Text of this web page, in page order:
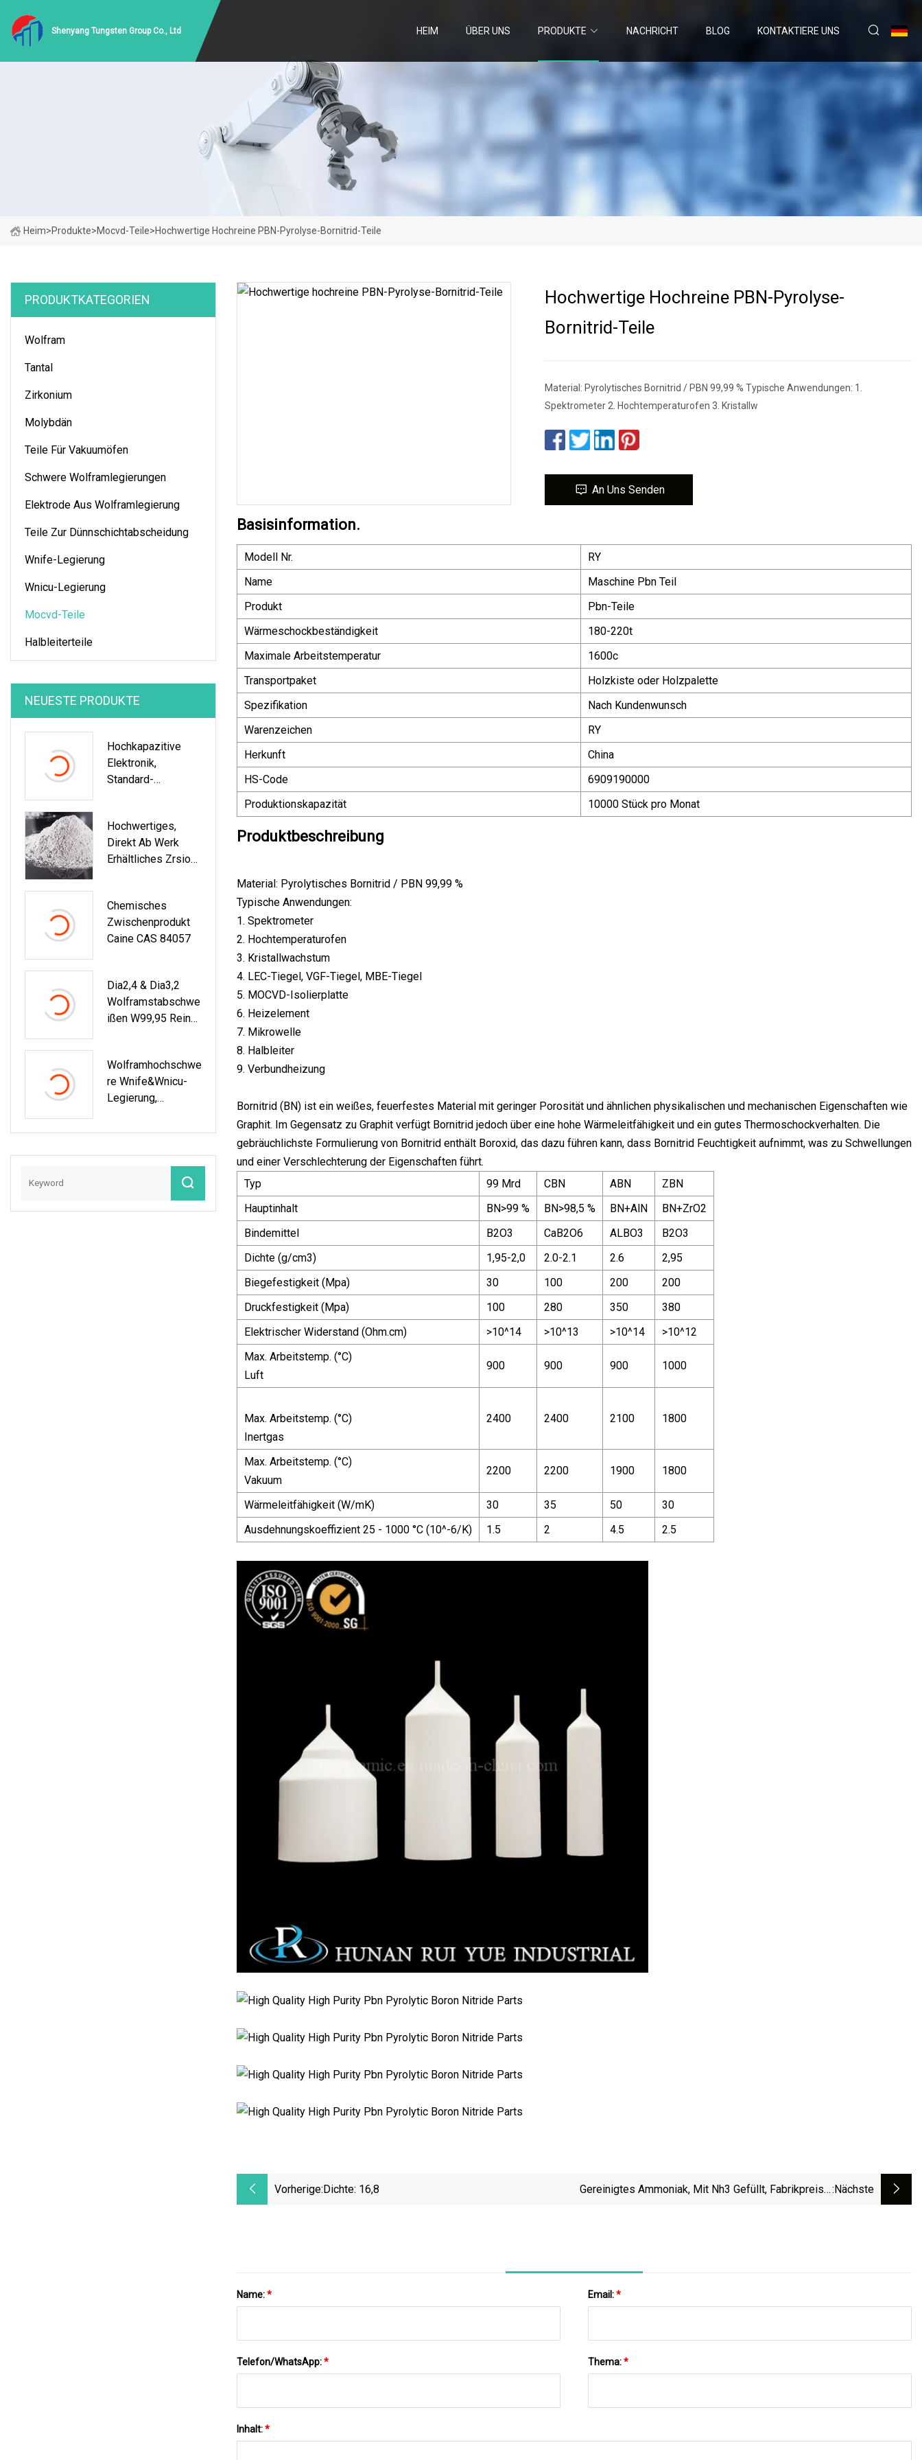
Shenyang Tungsten Group Co., Ltd HEIM ÜBER UNS PRODUKTE NACHRICHT BLOG KONTAKTIERE UNS
Heim>Produkte>Mocvd-Teile>Hochwertige Hochreine PBN-Pyrolyse-Bornitrid-Teile
PRODUKTKATEGORIEN
Wolfram
Tantal
Zirkonium
Molybdän
Teile Für Vakuumöfen
Schwere Wolframlegierungen
Elektrode Aus Wolframlegierung
Teile Zur Dünnschichtabscheidung
Wnife-Legierung
Wnicu-Legierung
Mocvd-Teile
Halbleiterteile
NEUESTE PRODUKTE
Hochkapazitive
Elektronik,
Standard-
Mm Tantal-Scheibe
Hochwertiges,
Direkt Ab Werk
Erhältliches Zrsio4-
CAS 10101
Chemisches
Zwischenprodukt
Caine CAS 84057
Dia2,4 & Dia3,2
Wolframstabschwe
Ißen W99,95 Reine
Wolframhochschwe
Re Wnife&Wnicu-
Legierung,
Eisen-
-Kupfer-Legierung
Ch/Rohr/Rundschei
Hochwertige Hochreine PBN-Pyrolyse-
Bornitrid-Teile
Material: Pyrolytisches Bornitrid / PBN 99,99 % Typische Anwendungen: 1.
Spektrometer 2. Hochtemperaturofen 3. Kristallw
An Uns Senden
Basisinformation.
Modell Nr.
RY
Name
Maschine Pbn Teil
Produkt
Pbn-Teile
Wärmeschockbeständigkeit
180-220t
Maximale Arbeitstemperatur
1600c
Transportpaket
Holzkiste oder Holzpalette
Spezifikation
Nach Kundenwunsch
Warenzeichen
RY
Herkunft
China
HS-Code
6909190000
Produktionskapazität
10000 Stück pro Monat
Produktbeschreibung
Material: Pyrolytisches Bornitrid / PBN 99,99 %
Typische Anwendungen:
1. Spektrometer
2. Hochtemperaturofen
3. Kristallwachstum
4. LEC-Tiegel, VGF-Tiegel, MBE-Tiegel
5. MOCVD-Isolierplatte
6. Heizelement
7. Mikrowelle
8. Halbleiter
9. Verbundheizung
Bornitrid (BN) ist ein weißes, feuerfestes Material mit geringer Porosität und ähnlichen physikalischen und mechanischen Eigenschaften wie
Graphit. Im Gegensatz zu Graphit verfügt Bornitrid jedoch über eine hohe Wärmeleitfähigkeit und ein gutes Thermoschockverhalten. Die
gebräuchlichste Formulierung von Bornitrid enthält Boroxid, das dazu führen kann, dass Bornitrid Feuchtigkeit aufnimmt, was zu Schwellungen
und einer Verschlechterung der Eigenschaften führt.
Typ
99 Mrd CBN ABN
ZBN
Hauptinhalt
BN>99 % BN>98,5 % BN+AlN
BN+ZrO2
Bindemittel
B2O3 CaB2O6 ALBO3
B2O3
Dichte (g/cm3)
1,95-2,0 2.0-2.1 2.6
2,95
Biegefestigkeit (Mpa)
30 100 200
200
Druckfestigkeit (Mpa)
100 280 350
380
Elektrischer Widerstand (Ohm.cm)
>10^14 >10^13 >10^14
>10^12
Max. Arbeitstemp. (°C)
Luft
900 900 900 1000
Max. Arbeitstemp. (°C)
Inertgas
2400 2400 2100 1800
Max. Arbeitstemp. (°C)
Vakuum
2200 2200 1900 1800
Wärmeleitfähigkeit (W/mK) 30 35 50
30
Ausdehnungskoeffizient 25 - 1000 °C (10^-6/K)
1.5 2 4.5 2.5
Vorherige:Dichte: 16,8
Gereinigtes Ammoniak, Mit Nh3 Gefüllt, Fabrikpreise,:nächste
Name:* Email:*
Telefon/WhatsApp:* Thema:*
Inhalt:*